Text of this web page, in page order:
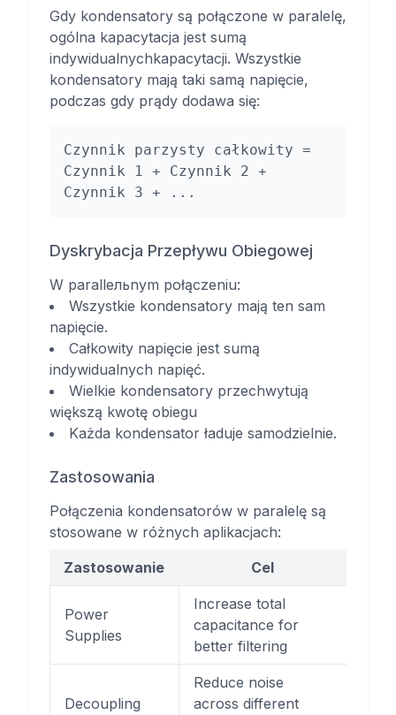
Gdy kondensatory są połączone w paralelę,
ogólna kapacytacja jest sumą
indywidualnychkapacytacji. Wszystkie
kondensatory mają taki samą napięcie,
podczas gdy prądy dodawa się:
Czynnik parzysty całkowity =
Czynnik 1 + Czynnik 2 +
Czynnik 3 + ...
Dyskrybacja Przepływu Obiegowej
W parallельnym połączeniu:
Wszystkie kondensatory mają ten sam
napięcie.
Całkowity napięcie jest sumą
indywidualnych napięć.
Wielkie kondensatory przechwytują
większą kwotę obiegu
Każda kondensator ładuje samodzielnie.
Zastosowania
Połączenia kondensatorów w paralelę są
stosowane w różnych aplikacjach:
Zastosowanie
Cel
Power
Supplies
Increase total
capacitance for
better filtering
Decoupling
Reduce noise
across different